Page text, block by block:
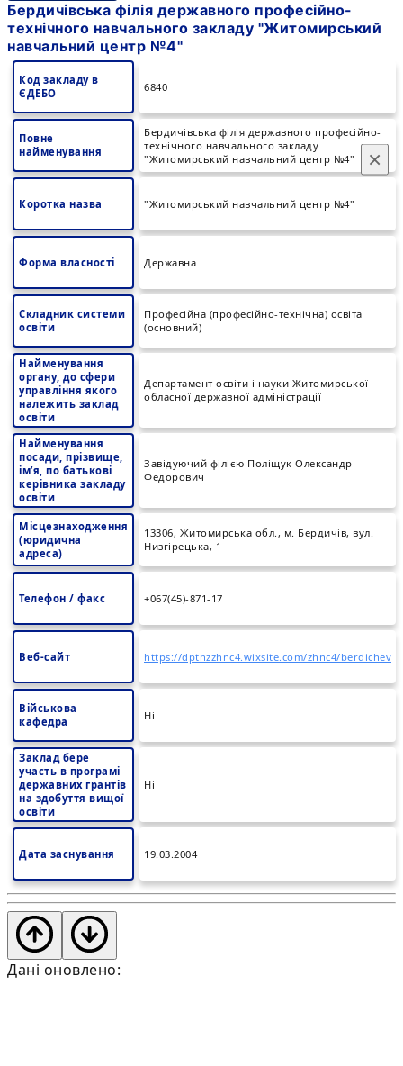
×
Бердичівська філія державного професійно-
технічного навчального закладу "Житомирський
навчальний центр №4"
Код закладу в
ЄДЕБО
6840
Повне
найменування
Бердичівська філія державного професійно-
технічного навчального закладу
"Житомирський навчальний центр №4"
Коротка назва "Житомирський навчальний центр №4"
Форма власності Державна
Складник системи
освіти
Професійна (професійно-технічна) освіта
(основний)
Найменування
органу, до сфери
управління якого
належить заклад
освіти
Департамент освіти і науки Житомирської
обласної державної адміністрації
Найменування
посади, прізвище,
ім’я, по батькові
керівника закладу
освіти
Завідуючий філією Поліщук Олександр
Федорович
Місцезнаходження
(юридична
адреса)
13306, Житомирська обл., м. Бердичів, вул.
Низгірецька, 1
Телефон / факс +067(45)-871-17
Веб-сайт https://dptnzzhnc4.wixsite.com/zhnc4/berdichev
Військова
кафедра
Ні
Заклад бере
участь в програмі
державних грантів
на здобуття вищої
освіти
Ні
Дата заснування 19.03.2004
Дані оновлено: